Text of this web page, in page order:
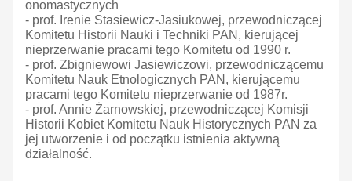
onomastycznych
- prof. Irenie Stasiewicz-Jasiukowej, przewodniczącej
Komitetu Historii Nauki i Techniki PAN, kierującej
nieprzerwanie pracami tego Komitetu od 1990 r.
- prof. Zbigniewowi Jasiewiczowi, przewodniczącemu
Komitetu Nauk Etnologicznych PAN, kierującemu
pracami tego Komitetu nieprzerwanie od 1987r.
- prof. Annie Żarnowskiej, przewodniczącej Komisji
Historii Kobiet Komitetu Nauk Historycznych PAN za
jej utworzenie i od początku istnienia aktywną
działalność.